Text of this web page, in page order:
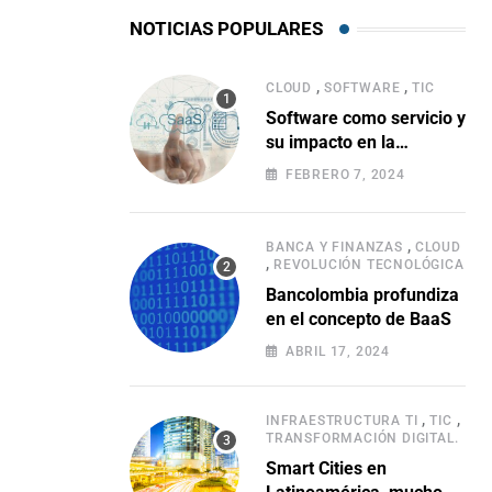
NOTICIAS POPULARES
CLOUD , SOFTWARE ,TIC
Software como servicio y
su impacto en la
evolución empresarial
FEBRERO 7, 2024
BANCA Y FINANZAS , CLOUD
, REVOLUCIÓN TECNOLÓGICA
Bancolombia profundiza
en el concepto de BaaS
ABRIL 17, 2024
INFRAESTRUCTURA TI ,TIC ,
TRANSFORMACIÓN DIGITAL.
Smart Cities en